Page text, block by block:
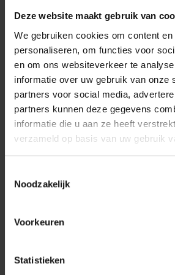
Deze website maakt gebruik van
We gebruiken cookies om content
personaliseren, om functies voor
en om ons websiteverkeer te
informatie over uw gebruik van onze
partners voor social media,
partners kunnen deze gegevens
informatie die u aan ze heeft
verzameld op basis van uw gebruik
Noodzakelijk
Voorkeuren
Statistieken
Directive’. Het is de naam van een
die sinds 1 november 2007 van
richtlijn bevat een reeks regels
banken beter te beschermen.
een aantal van deze Europese
toepassing op de
Belgische wet ‘Twin Peaks II’.
De MIFID-regels
notendop
Voor spaar- en
nagegaan of het product
(=zorgplicht), bijvoorbeeld of
Verzekeraars moeten